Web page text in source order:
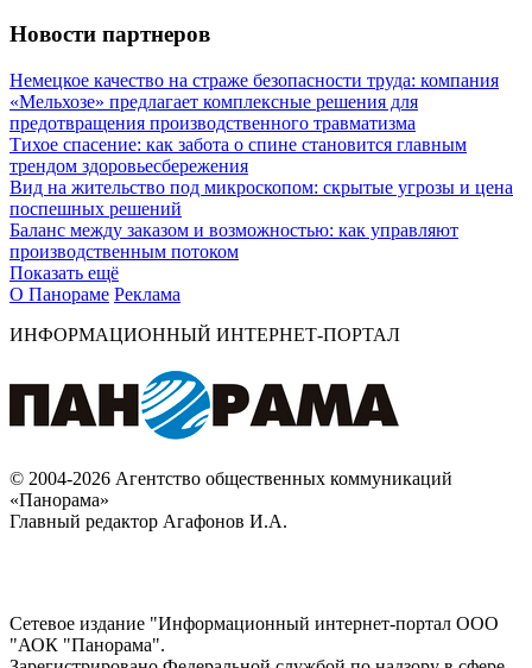
Новости партнеров
Немецкое качество на страже безопасности труда: компания
«Мельхозе» предлагает комплексные решения для
предотвращения производственного травматизма
Тихое спасение: как забота о спине становится главным
трендом здоровьесбережения
Вид на жительство под микроскопом: скрытые угрозы и цена
поспешных решений
Баланс между заказом и возможностью: как управляют
производственным потоком
Показать ещё
О Панораме Реклама
ИНФОРМАЦИОННЫЙ ИНТЕРНЕТ-ПОРТАЛ
© 2004-2026 Агентство общественных коммуникаций
«Панорама»
Главный редактор Агафонов И.А.
Сетевое издание "Информационный интернет-портал ООО
"АОК "Панорама".